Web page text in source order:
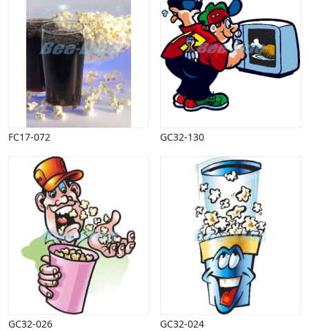
FC17-072 GC32-130
GC32-026 GC32-024